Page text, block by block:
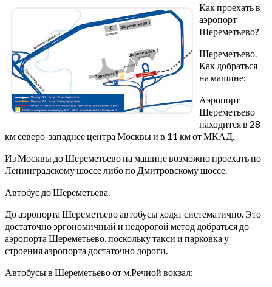
Как проехать в
аэропорт
Шереметьево?
Шереметьево.
Как добраться
на машине:
Аэропорт
Шереметьево
находится в 28
км северо-западнее центра Москвы и в 11 км от МКАД.
Из Москвы до Шереметьево на машине возможно проехать по
Ленинградскому шоссе либо по Дмитровскому шоссе.
Автобус до Шереметьева.
До аэропорта Шереметьево автобусы ходят систематично. Это
достаточно эргономичный и недорогой метод добраться до
аэропорта Шереметьево, поскольку такси и парковка у
строения аэропорта достаточно дороги.
Автобусы в Шереметьево от м.Речной вокзал: